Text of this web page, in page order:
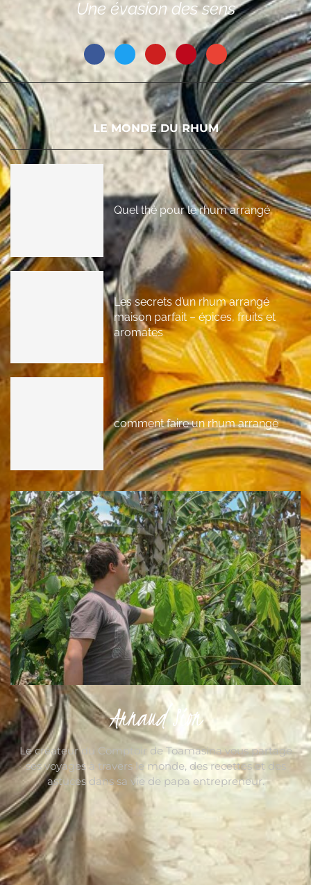
Une évasion des sens
LE MONDE DU RHUM
Quel thé pour le rhum arrangé
Les secrets d’un rhum arrangé
maison parfait – épices, fruits et
aromates
comment faire un rhum arrangé
Arnaud Sion
Le créateur du Comptoir de Toamasina vous partage
ses voyages à travers le monde, des recettes et des
astuces dans sa vie de papa entrepreneur.